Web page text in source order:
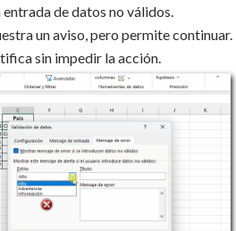
entrada de datos no válidos.
un aviso, pero permite continuar.
sin impedir la acción.